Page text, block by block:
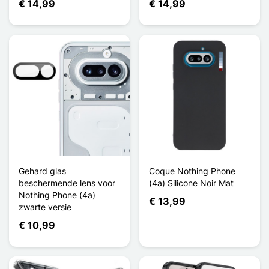
€ 14,99 € 14,99
Gehard glas
beschermende lens voor
Nothing Phone (4a)
zwarte versie
€ 10,99
Coque Nothing Phone
(4a) Silicone Noir Mat
€ 13,99